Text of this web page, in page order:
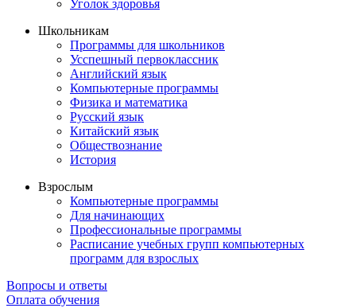
Уголок здоровья
Школьникам
Программы для школьников
Усспешный первоклассник
Английский язык
Компьютерные программы
Физика и математика
Русский язык
Китайский язык
Обществознание
История
Взрослым
Компьютерные программы
Для начинающих
Профессиональные программы
Расписание учебных групп компьютерных
программ для взрослых
Вопросы и ответы
Оплата обучения